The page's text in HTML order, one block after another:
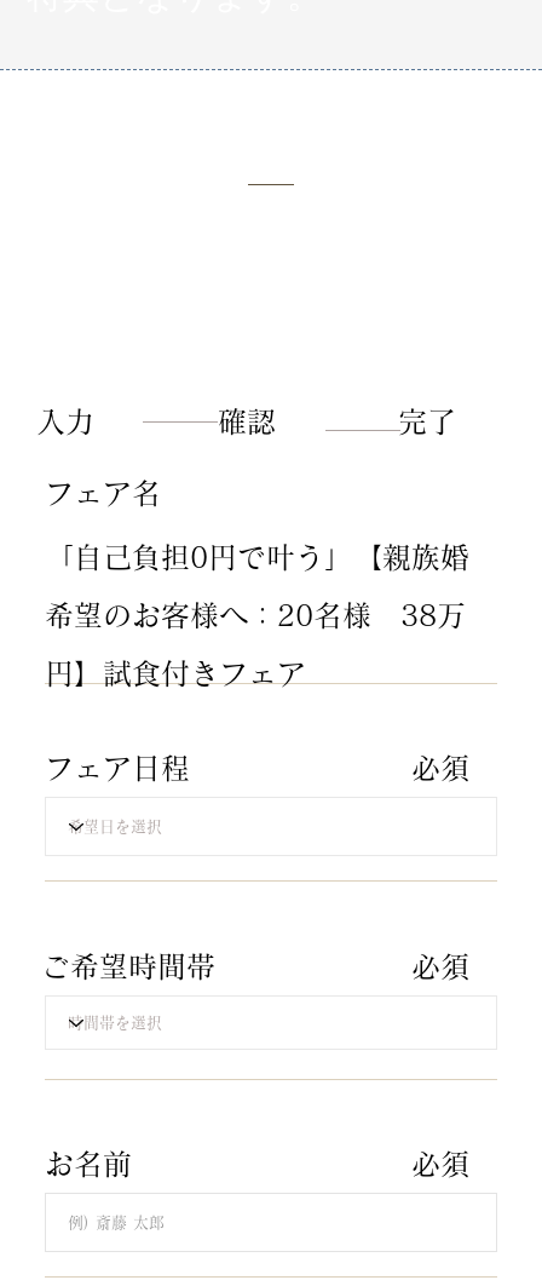
​フェア名
​ご希望時間帯 ​必須​
​必須​
​必須​
​フェア日程
​お名前
「自己負担0円で叶う」【親族婚
希望のお客様へ：20名様 38万
円】試食付きフェア
​入力 ​確認 ​完了